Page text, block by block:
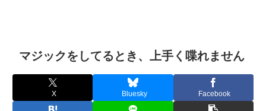
マジックをしてるとき、上手く喋れません
X Bluesky Facebook